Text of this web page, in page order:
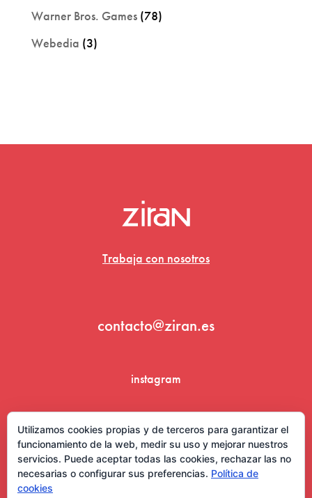
Warner Bros. Games(78)
Webedia (3)
Trabaja con nosotros
contacto@ziran.es
instagram
Utilizamos cookies propias y de terceros para garantizar el
funcionamiento de la web, medir su uso y mejorar nuestros
servicios. Puede aceptar todas las cookies, rechazar las no
necesarias o configurar sus preferencias. Política de
cookies